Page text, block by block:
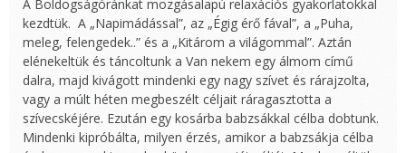
A Boldogságóránkat mozgásalapú relaxációs gyakorlatokkal
kezdtük. A „Napimádással”, az „Égig érő fával”, a „Puha,
meleg, felengedek..” és a „Kitárom a világommal”. Aztán
elénekeltük és táncoltunk a Van nekem egy álmom című
dalra, majd kivágott mindenki egy nagy szívet és rárajzolta,
vagy a múlt héten megbeszélt céljait ráragasztotta a
szívecskéjére. Ezután egy kosárba babzsákkal célba dobtunk.
Mindenki kipróbálta, milyen érzés, amikor a babzsákja célba